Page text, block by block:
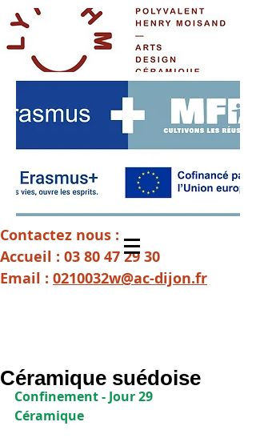
Contactez nous :
Accueil : 03 80 47 29 30
Email : 0210032w@ac-dijon.fr
Céramique suédoise
Confinement - Jour 29
Céramique